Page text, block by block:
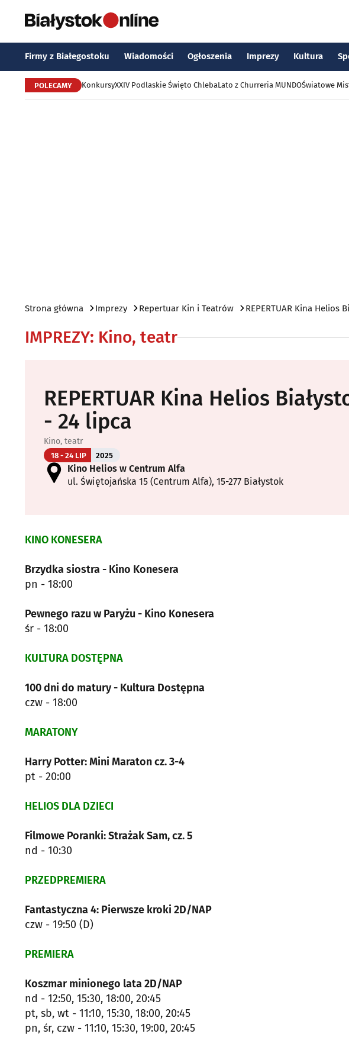
Firmy z Białegostoku Wiadomości Ogłoszenia Imprezy Kultura
POLECAMY KonkursyXXIV Podlaskie Święto ChlebaLato z Churreria MUNDOŚwiatowe
Strona główna Imprezy Repertuar Kin i Teatrów REPERTUAR Kina Helios
IMPREZY: Kino, teatr
REPERTUAR Kina Helios
- 24 lipca
Kino, teatr
18 - 24 LIP 2025
Kino Helios w Centrum Alfa
ul. Świętojańska 15 (Centrum Alfa), 15-277 Białystok
KINO KONESERA
Brzydka siostra - Kino Konesera
pn - 18:00
Pewnego razu w Paryżu - Kino Konesera
śr - 18:00
KULTURA DOSTĘPNA
100 dni do matury - Kultura Dostępna
czw - 18:00
MARATONY
Harry Potter: Mini Maraton cz. 3-4
pt - 20:00
HELIOS DLA DZIECI
Filmowe Poranki: Strażak Sam, cz. 5
nd - 10:30
PRZEDPREMIERA
Fantastyczna 4: Pierwsze kroki 2D/NAP
czw - 19:50 (D)
PREMIERA
Koszmar minionego lata 2D/NAP
nd - 12:50, 15:30, 18:00, 20:45
pt, sb, wt - 11:10, 15:30, 18:00, 20:45
pn, śr, czw - 11:10, 15:30, 19:00, 20:45